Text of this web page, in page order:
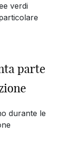
verdi
parte
durante le